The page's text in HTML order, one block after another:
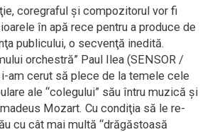
coregraful şi compozitorul vor fi
în apă rece pentru a produce de
publicului, o secvenţă inedită.
orchestră” Paul Ilea (SENSOR /
i-am cerut să plece de la temele cele
ale “colegului” său întru muzică şi
Mozart. Cu condiţia să le re-
cu cât mai multă “drăgăstoasă